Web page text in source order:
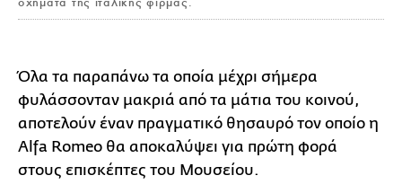
Όλα τα παραπάνω τα οποία μέχρι σήμερα
φυλάσσονταν μακριά από τα μάτια του κοινού,
αποτελούν έναν πραγματικό θησαυρό τον οποίο η
Alfa Romeo θα αποκαλύψει για πρώτη φορά
στους επισκέπτες του Μουσείου.